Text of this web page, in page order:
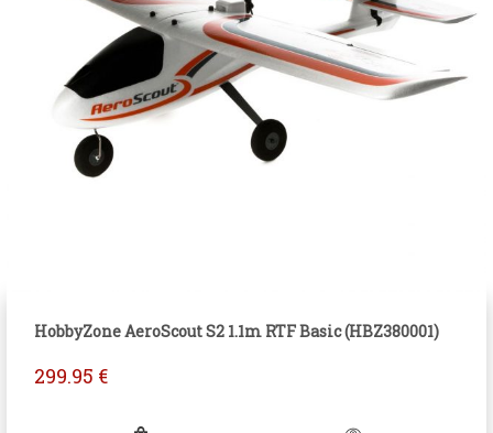
HobbyZone AeroScout S2 1.1m RTF Basic (HBZ380001)
299.95 €